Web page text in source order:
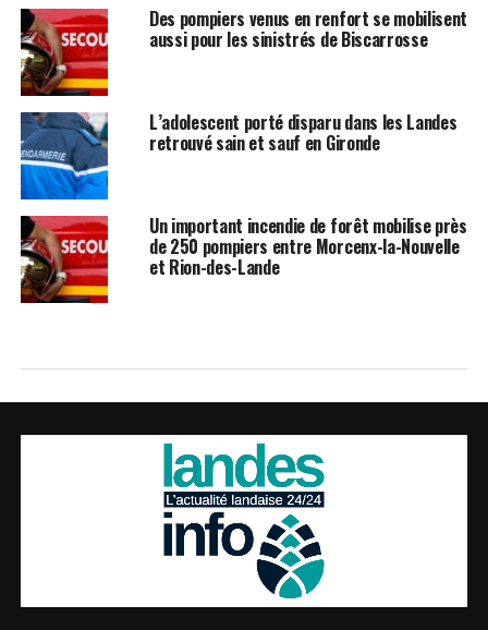
Des pompiers venus en renfort se mobilisent
aussi pour les sinistrés de Biscarrosse
L’adolescent porté disparu dans les Landes
retrouvé sain et sauf en Gironde
Un important incendie de forêt mobilise près
de 250 pompiers entre Morcenx-la-Nouvelle
et Rion-des-Lande